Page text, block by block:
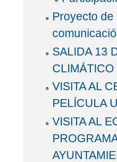
Proyecto
SALIDA 13
CLIMÁTICO
VISITA AL
PELÍCULA
VISITA AL